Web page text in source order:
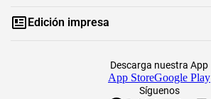
Edición impresa
Síguenos
Descarga nuestra App
App StoreGoogle Play